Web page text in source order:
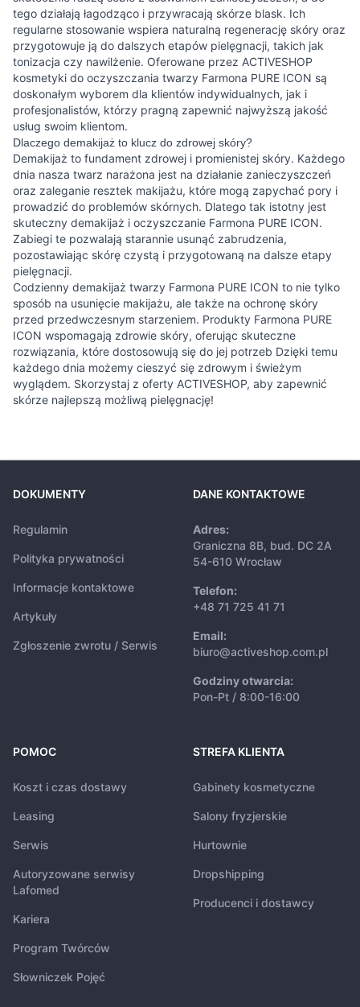
tego działają łagodząco i przywracają skórze blask. Ich
regularne stosowanie wspiera naturalną regenerację skóry oraz
przygotowuje ją do dalszych etapów pielęgnacji, takich jak
tonizacja czy nawilżenie. Oferowane przez ACTIVESHOP
kosmetyki do oczyszczania twarzy Farmona PURE ICON są
doskonałym wyborem dla klientów indywidualnych, jak i
profesjonalistów, którzy pragną zapewnić najwyższą jakość
usług swoim klientom.
Dlaczego demakijaż to klucz do zdrowej skóry?
Demakijaż to fundament zdrowej i promienistej skóry. Każdego
dnia nasza twarz narażona jest na działanie zanieczyszczeń
oraz zaleganie resztek makijażu, które mogą zapychać pory i
prowadzić do problemów skórnych. Dlatego tak istotny jest
skuteczny demakijaż i oczyszczanie Farmona PURE ICON.
Zabiegi te pozwalają starannie usunąć zabrudzenia,
pozostawiając skórę czystą i przygotowaną na dalsze etapy
pielęgnacji.
Codzienny demakijaż twarzy Farmona PURE ICON to nie tylko
sposób na usunięcie makijażu, ale także na ochronę skóry
przed przedwczesnym starzeniem. Produkty Farmona PURE
ICON wspomagają zdrowie skóry, oferując skuteczne
rozwiązania, które dostosowują się do jej potrzeb Dzięki temu
każdego dnia możemy cieszyć się zdrowym i świeżym
wyglądem. Skorzystaj z oferty ACTIVESHOP, aby zapewnić
skórze najlepszą możliwą pielęgnację!
DOKUMENTY
Regulamin
Polityka prywatności
Informacje kontaktowe
Artykuły
Zgłoszenie zwrotu / Serwis
DANE KONTAKTOWE
Adres:
Graniczna 8B, bud. DC 2A
54-610 Wrocław
Telefon:
+48 71 725 41 71
Email:
biuro@activeshop.com.pl
Godziny otwarcia:
Pon-Pt / 8:00-16:00
POMOC
Koszt i czas dostawy
Leasing
Serwis
Autoryzowane serwisy
Lafomed
Kariera
Program Twórców
Słowniczek Pojęć
STREFA KLIENTA
Gabinety kosmetyczne
Salony fryzjerskie
Hurtownie
Dropshipping
Producenci i dostawcy